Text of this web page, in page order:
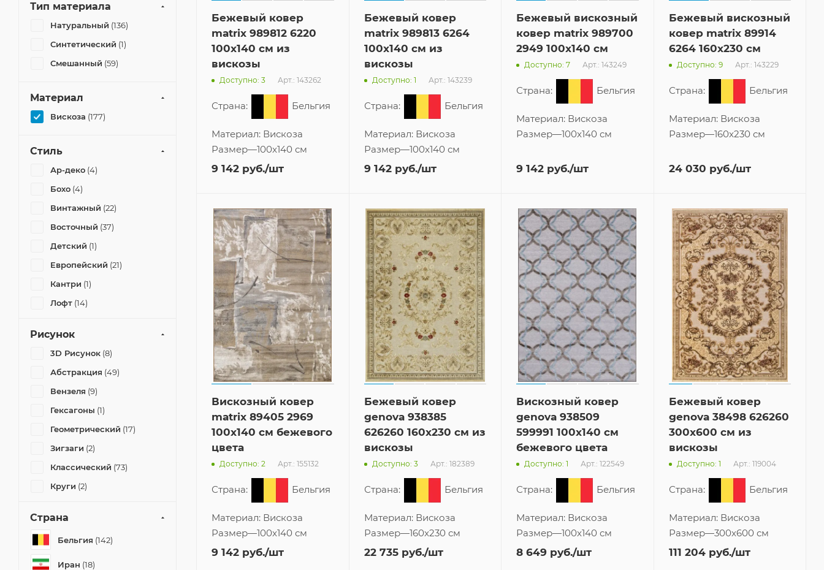
Бежевый ковер
matrix 989812 6220
100x140 см из
вискозы
Доступно: 3 Арт.: 143262
Страна: Бельгия
Материал: Вискоза
Размер—100x140 см
9 142 руб./шт
Бежевый ковер
matrix 989813 6264
100x140 см из
вискозы
Доступно: 1 Арт.: 143239
Страна: Бельгия
Материал: Вискоза
Размер—100x140 см
9 142руб./шт
Бежевый вискозный
ковер matrix 989700
2949 100x140 см
Доступно: 7 Арт.: 143249
Страна: Бельгия
Материал: Вискоза
Размер—100x140 см
9 142 руб./шт
Бежевый вискозный
ковер matrix 89914
6264 160x230 см
Доступно: 9 Арт.: 143229
Страна: Бельгия
Материал: Вискоза
Размер—160x230 см
24 030 руб./шт
Вискозный ковер
matrix 89405 2969
100x140 см бежевого
цвета
Доступно: 2 Арт.: 155132
Страна: Бельгия
Материал: Вискоза
Размер—100x140 см
9 142 руб./шт
Бежевый ковер
genova 938385
626260 160x230 см из
вискозы
Доступно: 3 Арт.: 182389
Страна: Бельгия
Материал: Вискоза
Размер—160x230 см
22 735руб./шт
Вискозный ковер
genova 938509
599991 100x140 см
бежевого цвета
Доступно: 1 Арт.: 122549
Страна: Бельгия
Материал: Вискоза
Размер—100x140 см
8 649 руб./шт
Бежевый ковер
genova 38498 626260
300x600 см из
вискозы
Доступно: 1 Арт.: 119004
Страна: Бельгия
Материал: Вискоза
Размер—300x600 см
111 204руб./шт
Синий(5)
Фиолетовый(1)
Тип материала
Натуральный (136)
Синтетический (1)
Смешанный (59)
Материал
Вискоза (177)
Стиль
Ар-деко (4)
Бохо (4)
Винтажный (22)
Восточный (37)
Детский (1)
Европейский (21)
Кантри (1)
Лофт (14)
Модерн
Прованс
Пэчворк
(3)
Скандинавский
Современный
(1)
(3)
Рисунок
3D Рисунок (8)
Абстракция (49)
Вензеля (9)
Гексагоны (1)
Геометрический (17)
Зигзаги (2)
Классический (73)
Круги (2)
Ромбы
Современный
Цветы
(8)
Страна
Бельгия (142)
Иран (18)